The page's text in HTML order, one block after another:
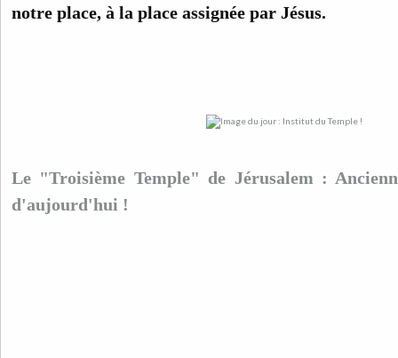
notre place, à la place assignée par Jésus.
Le "Troisième Temple" de Jérusalem :
d'aujourd'hui !